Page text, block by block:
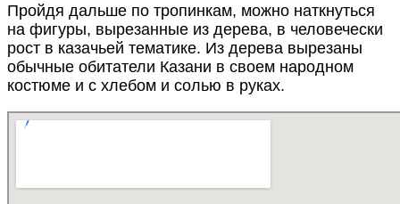
Пройдя дальше по тропинкам, можно наткнуться
на фигуры, вырезанные из дерева, в человечески
рост в казачьей тематике. Из дерева вырезаны
обычные обитатели Казани в своем народном
костюме и с хлебом и солью в руках.